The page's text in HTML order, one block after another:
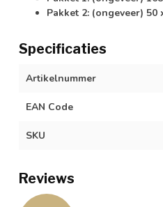
Pakket 2: (ongeveer) 50
Specificaties
Artikelnummer
EAN Code
SKU
Reviews